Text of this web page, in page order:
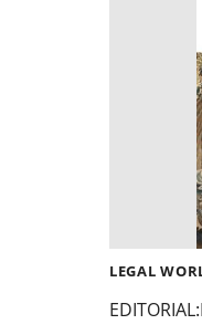
LEGAL
EDITORIAL: